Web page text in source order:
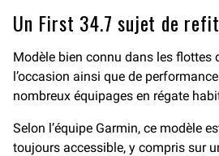
Un First 34.7 sujet de
Modèle bien connu dans les flottes
l’occasion ainsi que de
nombreux équipages en régate
Selon l’équipe Garmin, ce modèle
toujours accessible, y compris sur